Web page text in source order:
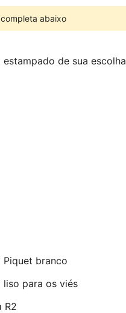
abaixo
de sua escolha
branco
para os viés
R2